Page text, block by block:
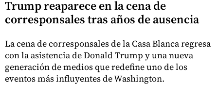
Trump reaparece en la cena de
corresponsales tras años de ausencia
La cena de corresponsales de la Casa Blanca regresa
con la asistencia de Donald Trump y una nueva
generación de medios que redefine uno de los
eventos más influyentes de Washington.